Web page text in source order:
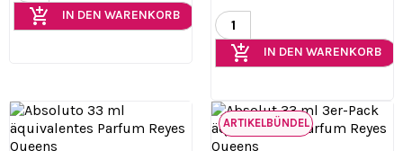
add_shopping_cart IN DEN WARENKORB
add_shopping_cart IN DEN WARENKORB
ARTIKELBÜNDEL